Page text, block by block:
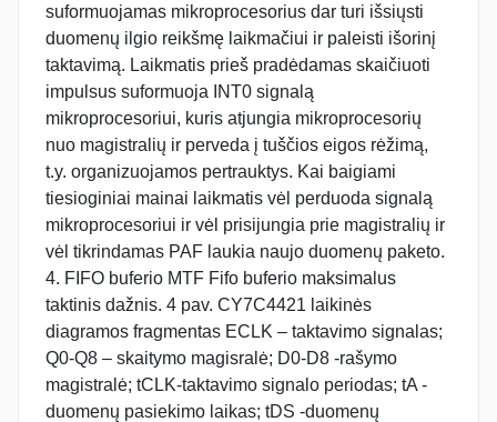
suformuojamas mikroprocesorius dar turi išsiųsti
duomenų ilgio reikšmę laikmačiui ir paleisti išorinį
taktavimą. Laikmatis prieš pradėdamas skaičiuoti
impulsus suformuoja INT0 signalą
mikroprocesoriui, kuris atjungia mikroprocesorių
nuo magistralių ir perveda į tuščios eigos rėžimą,
t.y. organizuojamos pertrauktys. Kai baigiami
tiesioginiai mainai laikmatis vėl perduoda signalą
mikroprocesoriui ir vėl prisijungia prie magistralių ir
vėl tikrindamas PAF laukia naujo duomenų paketo.
4. FIFO buferio MTF Fifo buferio maksimalus
taktinis dažnis. 4 pav. CY7C4421 laikinės
diagramos fragmentas ECLK – taktavimo signalas;
Q0-Q8 – skaitymo magisralė; D0-D8 -rašymo
magistralė; tCLK-taktavimo signalo periodas; tA -
duomenų pasiekimo laikas; tDS -duomenų